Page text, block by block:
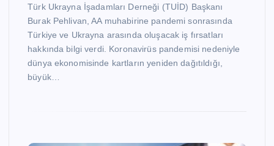
Türk Ukrayna İşadamları Derneği (TUİD) Başkanı
Burak Pehlivan, AA muhabirine pandemi sonrasında
Türkiye ve Ukrayna arasında oluşacak iş fırsatları
hakkında bilgi verdi. Koronavirüs pandemisi nedeniyle
dünya ekonomisinde kartların yeniden dağıtıldığı,
büyük…